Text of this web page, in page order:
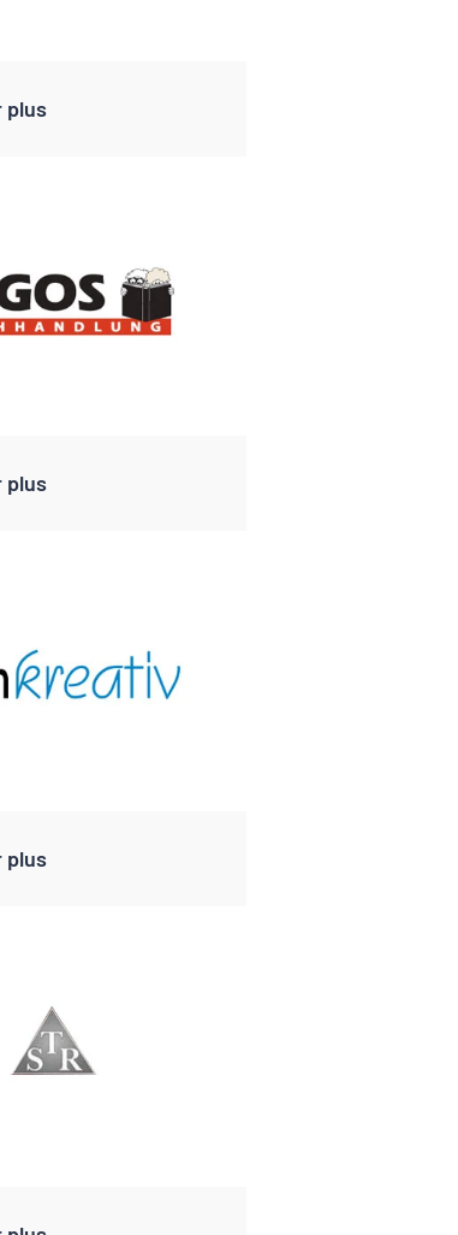
plus
plus
plus